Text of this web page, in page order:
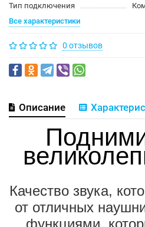
Тип подключения
Все характеристики
0 отзывов
Описание
Качество звука,
от отличных
функциями,